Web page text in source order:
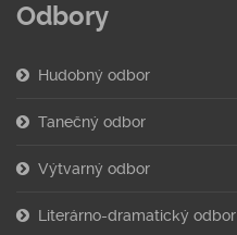
Odbory
Hudobný odbor
Tanečný odbor
Výtvarný odbor
Literárno-dramatický odbor